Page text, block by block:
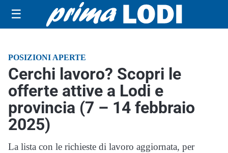
☰
POSIZIONI APERTE
Cerchi lavoro? Scopri le
offerte attive a Lodi e
provincia (7 – 14 febbraio
2025)
La lista con le richieste di lavoro aggiornata, per